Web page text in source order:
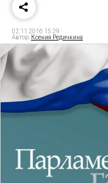
02.11.2016 15:29
Автор: Ксения Редичкина